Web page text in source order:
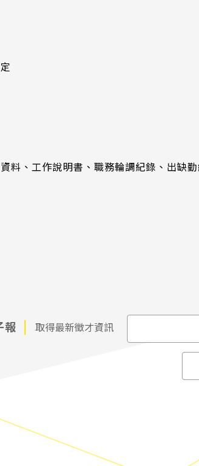
料、工作說明書、職務輪調紀錄、出缺
報 取得最新徵才資訊